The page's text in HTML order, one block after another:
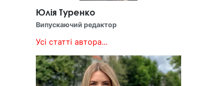
Юлія Туренко
Випускаючий редактор
Усі статті автора...